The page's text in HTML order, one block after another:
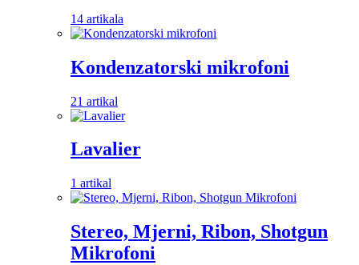
14 artikala
Kondenzatorski mikrofoni
21 artikal
Lavalier
1 artikal
Stereo, Mjerni, Ribon, Shotgun
Mikrofoni